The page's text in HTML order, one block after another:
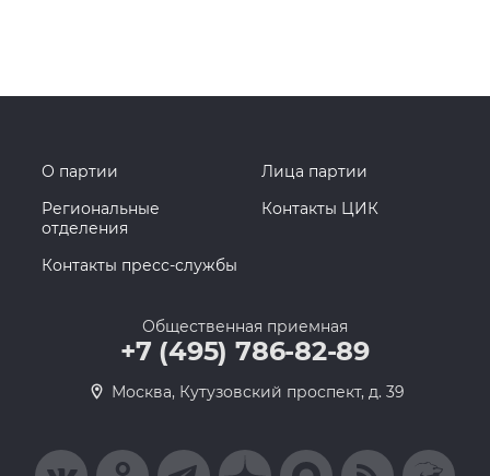
О партии
Лица партии
Региональные
отделения
Контакты ЦИК
Контакты пресс-службы
Общественная приемная
+7 (495) 786-82-89
Москва, Кутузовский проспект, д. 39